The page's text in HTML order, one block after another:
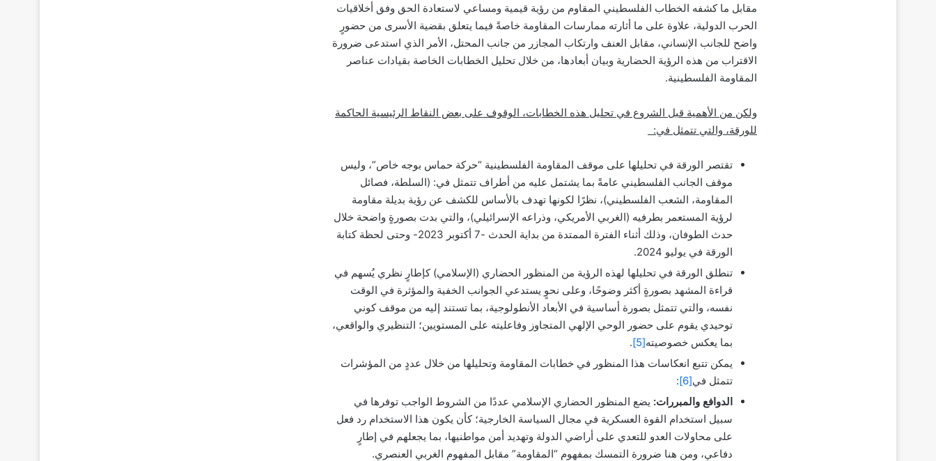
مقابل ما كشفه الخطاب الفلسطيني المقاوم من رؤية قيمية ومساعي لاستعادة الحق وفق أخلاقيات
الحرب الدولية، علاوة على ما أثارته ممارسات المقاومة خاصةً فيما يتعلق بقضية الأسرى من حضورٍ
واضح للجانب الإنساني، مقابل العنف وارتكاب المجازر من جانب المحتل، الأمر الذي استدعى ضرورة
الاقتراب من هذه الرؤية الحضارية وبيان أبعادها، من خلال تحليل الخطابات الخاصة بقيادات عناصر
المقاومة الفلسطينية.
ولكن من الأهمية قبل الشروع في تحليل هذه الخطابات، الوقوف على بعض النقاط الرئيسية الحاكمة
للورقة، والتي تتمثل في:
تقتصر الورقة في تحليلها على موقف المقاومة الفلسطينية “حركة حماس بوجه خاص”، وليس
موقف الجانب الفلسطيني عامةً بما يشتمل عليه من أطراف تتمثل في: (السلطة، فصائل
المقاومة، الشعب الفلسطيني)، نظرًا لكونها تهدف بالأساس للكشف عن رؤية بديلة مقاومة
لرؤية المستعمر بطرفيه (الغربي الأمريكي، وذراعه الإسرائيلي)، والتي بدت بصورةٍ واضحة خلال
حدث الطوفان، وذلك أثناء الفترة الممتدة من بداية الحدث -7 أكتوبر 2023- وحتى لحظة كتابة
الورقة في يوليو 2024.
تنطلق الورقة في تحليلها لهذه الرؤية من المنظور الحضاري (الإسلامي) كإطارٍ نظري يُسهم في
قراءة المشهد بصورةٍ أكثر وضوحًا، وعلى نحوٍ يستدعي الجوانب الخفية والمؤثرة في الوقت
نفسه، والتي تتمثل بصورة أساسية في الأبعاد الأنطولوجية، بما تستند إليه من موقف كوني
توحيدي يقوم على حضور الوحي الإلهي المتجاوز وفاعليته على المستويين؛ التنظيري والواقعي،
بما يعكس خصوصيته[5]
.
يمكن تتبع انعكاسات هذا المنظور في خطابات المقاومة وتحليلها من خلال عددٍ من المؤشرات
تتمثل في[6]
:
الدوافع والمبررات: يضع المنظور الحضاري الإسلامي عددًا من الشروط الواجب توفرها في
سبيل استخدام القوة العسكرية في مجال السياسة الخارجية؛ كأن يكون هذا الاستخدام رد فعل
على محاولات العدو للتعدي على أراضي الدولة وتهديد أمن مواطنيها، بما يجعلهم في إطارٍ
دفاعي، ومن هنا ضرورة التمسك بمفهوم “المقاومة” مقابل المفهوم الغربي العنصري.